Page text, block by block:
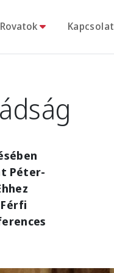
Rovatok Kapcsolat
Péter-